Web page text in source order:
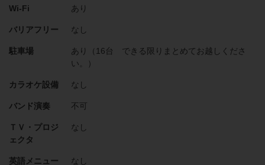
Wi-Fi あり
バリアフリー なし
駐車場
あり（16台 できる限りまとめてお越しくださ
い。）
カラオケ設備 なし
バンド演奏 不可
ＴＶ・プロジ
ェクタ
なし
英語メニュー なし